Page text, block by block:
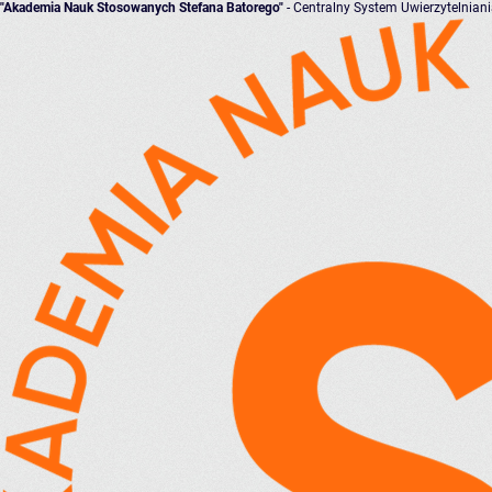
"Akademia Nauk Stosowanych Stefana Batorego" - Centralny System